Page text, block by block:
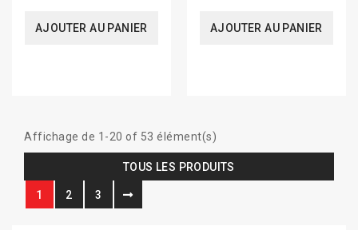
AJOUTER AU PANIER AJOUTER AU PANIER
Affichage de 1-20 of 53 élément(s)
TOUS LES PRODUITS
1 2 3